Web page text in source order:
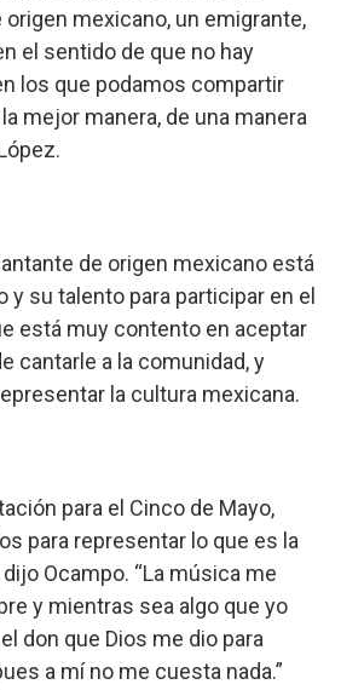
origen mexicano, un emigrante,
el sentido de que no hay
los que podamos compartir
mejor manera, de una manera
de origen mexicano está
y su talento para participar en el
está muy contento en aceptar
cantarle a la comunidad, y
la cultura mexicana.
para el Cinco de Mayo,
para representar lo que es la
Ocampo. “La música me
y mientras sea algo que yo
don que Dios me dio para
a mí no me cuesta nada.”